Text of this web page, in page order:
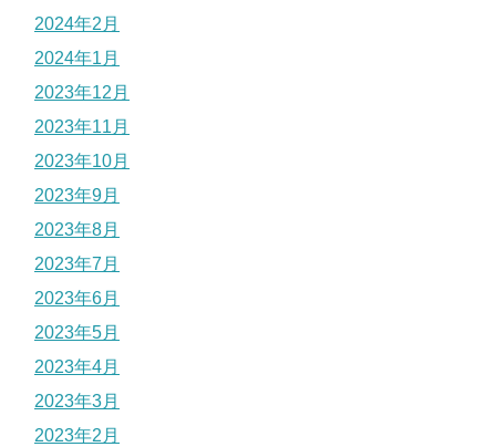
2024年2月
2024年1月
2023年12月
2023年11月
2023年10月
2023年9月
2023年8月
2023年7月
2023年6月
2023年5月
2023年4月
2023年3月
2023年2月